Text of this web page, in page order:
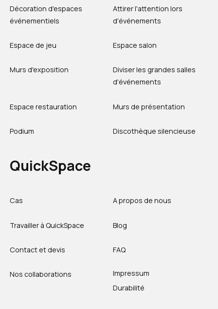
Décoration d'espaces
événementiels
Attirer l'attention lors
d'événements
Espace de jeu Espace salon
Murs d'exposition
Diviser les grandes salles
d'événements
Espace restauration Murs de présentation
Podium Discothèque silencieuse
QuickSpace
Cas A propos de nous
Travailler à QuickSpace Blog
Contact et devis FAQ
Nos collaborations
Impressum
Durabilité